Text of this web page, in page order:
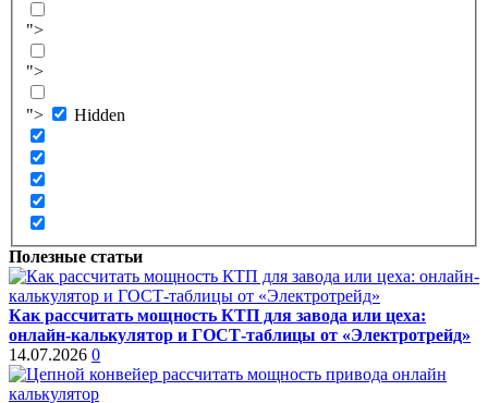
">
">
"> Hidden
Полезные статьи
Как рассчитать мощность КТП для завода или цеха:
онлайн-калькулятор и ГОСТ-таблицы от «Электротрейд»
14.07.2026 0